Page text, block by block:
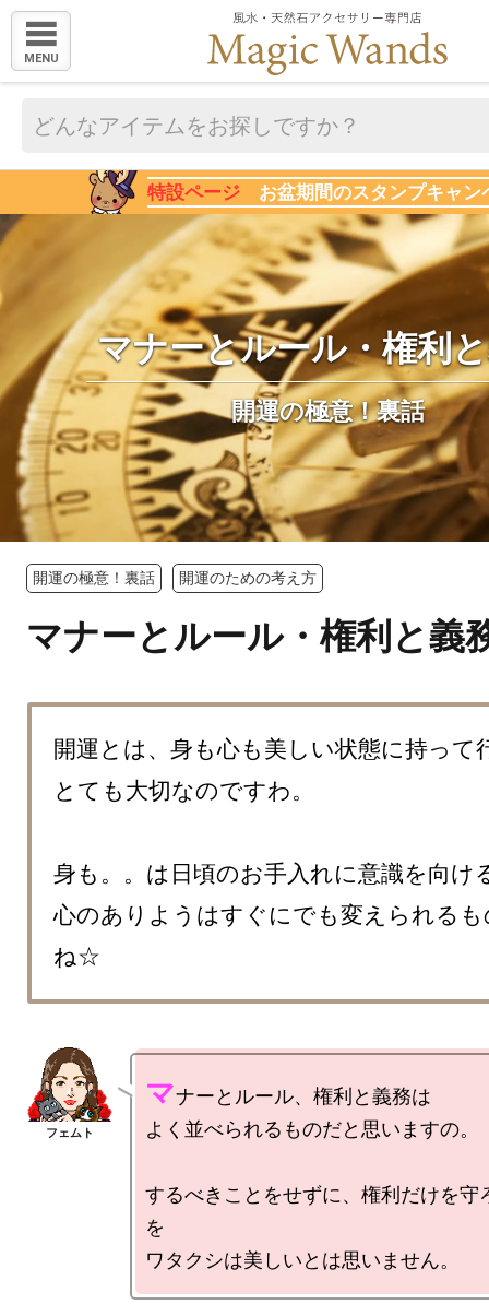
MENU
特設ページ お盆期間のスタンプキャン
マナーとルール・権利
開運の極意！裏話
開運の極意！裏話 開運のための考え方
マナーとルール・権利と義
開運とは、身も心も美しい状態に持って
とても大切なのですわ。
身も。。は日頃のお手入れに意識を向け
心のありようはすぐにでも変えられる
ね☆
マナーとルール、権利と義務は
よく並べられるものだと思いますの。
するべきことをせずに、権利だけを守
を